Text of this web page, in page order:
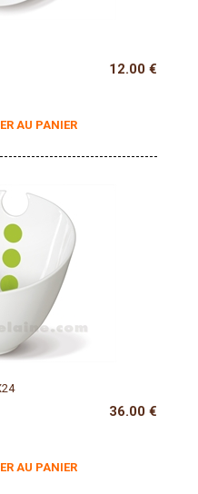
12.00 €
AU PANIER
36.00 €
AU PANIER